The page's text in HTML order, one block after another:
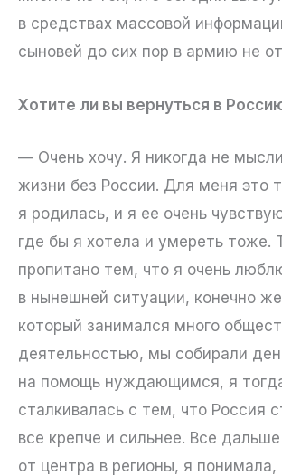
в средствах массовой
сыновей до сих пор в армию не
Хотите ли вы вернуться в
— Очень хочу. Я никогда не
жизни без России. Для меня это
я родилась, и я ее очень
где бы я хотела и умереть тоже.
пропитано тем, что я очень
в нынешней ситуации, конечно
который занимался много
деятельностью, мы собирали
на помощь нуждающимся, я
сталкивалась с тем, что Россия
все крепче и сильнее. Все
от центра в регионы, я понимала,